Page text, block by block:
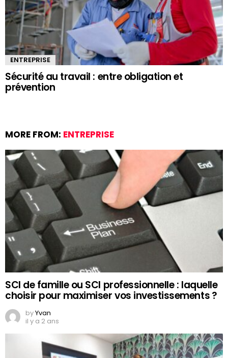
ENTREPRISE
Sécurité au travail : entre obligation et
prévention
MORE FROM: ENTREPRISE
SCI de famille ou SCI professionnelle : laquelle
choisir pour maximiser vos investissements ?
byYvan
il y a 2 ans